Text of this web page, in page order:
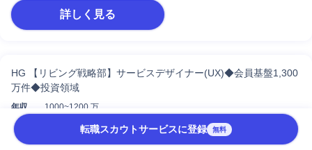
詳しく見る
HG 【リビング戦略部】サービスデザイナー(UX)◆会員基盤1,300
万件◆投資領域
年収
1000~1200 万
会社名
勤務地
職種
プロダクトマネージャー
転職スカウトサービスに登録 無料